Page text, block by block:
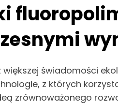
świadomości
z których
zrównoważonego